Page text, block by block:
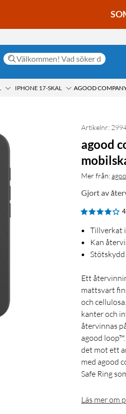
IPHONE 17-SKAL
Artikelnr:
agood
Mer från:
Gjort av
Tillverkat
Kan
Ett
mattsvart
och
kanter och
återvinnas
agood
det mot ett
med agood
Safe Ring
Läs mer om